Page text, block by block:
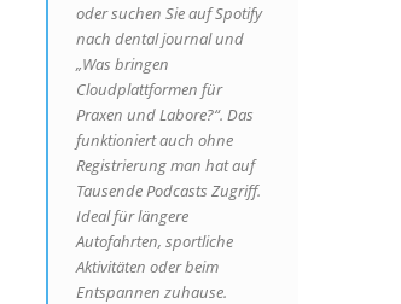
oder suchen Sie auf Spotify
nach dental journal und
„Was bringen
Cloudplattformen für
Praxen und Labore?“. Das
funktioniert auch ohne
Registrierung man hat auf
Tausende Podcasts Zugriff.
Ideal für längere
Autofahrten, sportliche
Aktivitäten oder beim
Entspannen zuhause.